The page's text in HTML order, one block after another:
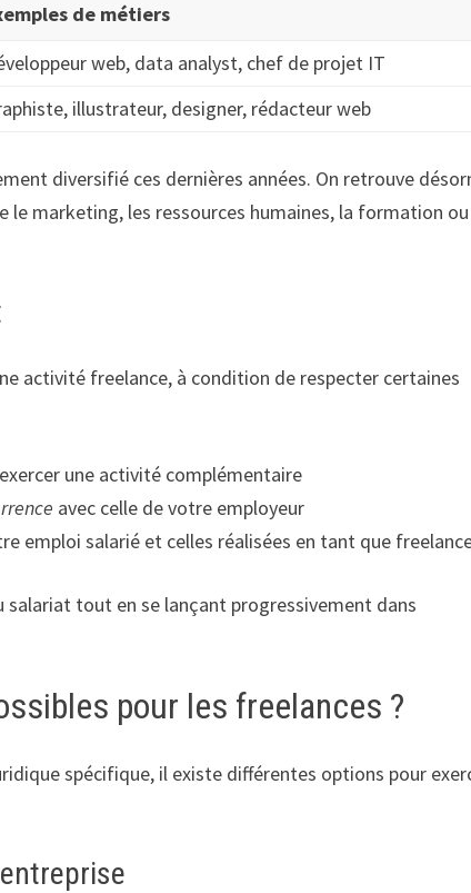
de métiers
web, data analyst, chef de projet IT
illustrateur, designer, rédacteur web
diversifié ces dernières années. On retrouve
marketing, les ressources humaines, la formation ou
activité freelance, à condition de respecter certaines
une activité complémentaire
avec celle de votre employeur
emploi salarié et celles réalisées en tant que
tout en se lançant progressivement dans
pour les freelances ?
spécifique, il existe différentes options pour